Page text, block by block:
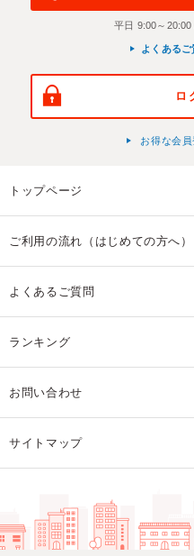
平日 9:00～
よくある
ロ
お得な会
トップページ
ご利用の流れ（はじめての方へ）
よくあるご質問
ランキング
お問い合わせ
サイトマップ